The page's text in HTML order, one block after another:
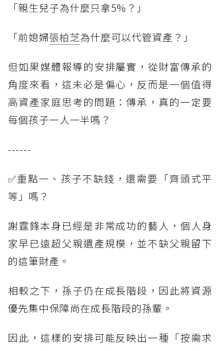
「親生兒子為什麼只拿5%？」
「前媳婦張柏芝為什麼可以代管資產？」
但如果媒體報導的安排屬實，從財富傳承的
角度來看，這未必是偏心，反而是一個值得
高資產家庭思考的問題：傳承，真的一定要
每個孩子一人一半嗎？
------
✅重點一、孩子不缺錢，還需要「齊頭式平
等」嗎？
謝霆鋒本身已經是非常成功的藝人，個人身
家早已遠超父親遺產規模，並不缺父親留下
的這筆財產。
相較之下，孫子仍在成長階段，因此將資源
優先集中保障尚在成長階段的孫輩。
因此，這樣的安排可能反映出一種「按需求